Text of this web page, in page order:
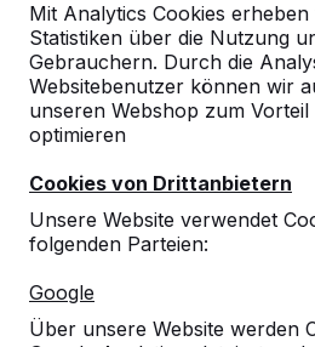
Mit Analytics Cookies
Statistiken über die Nutzung
Gebrauchern. Durch die
Websitebenutzer können wir
unseren Webshop zum
optimieren
Cookies von Drittanbietern
Unsere Website verwendet
folgenden Parteien:
Google
Über unsere Website werden
Referenzen
Unsere Produkte finden Sie
und darüber hinaus. Sehen